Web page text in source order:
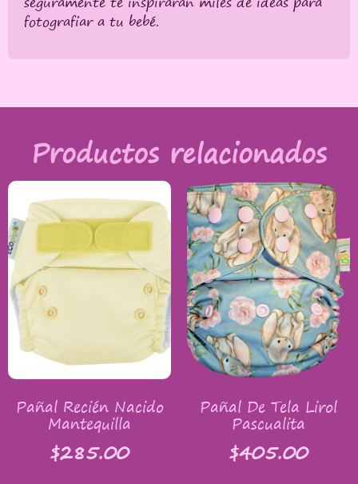
fotografiar a tu bebé.
Productos relacionados
Pañal Recién Nacido
Mantequilla
$285.00
Pañal De Tela Lirol
Pascualita
$405.00